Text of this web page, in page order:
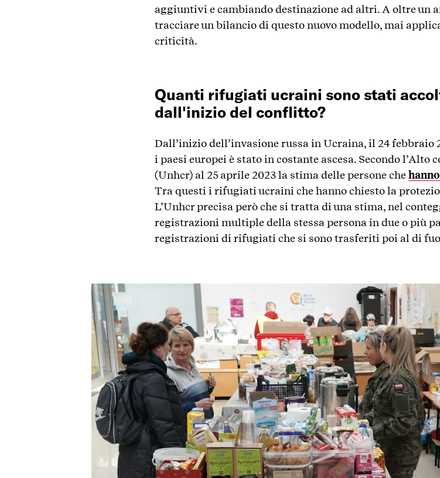
aggiuntivi e cambiando destinazione ad altri. A oltre un
tracciare un bilancio di questo nuovo modello, mai
criticità.
Quanti rifugiati ucraini sono stati
dall'inizio del conflitto?
Dall’inizio dell’invasione russa in Ucraina, il 24
i paesi europei è stato in costante ascesa. Secondo
(Unhcr) al 25 aprile 2023 la stima delle persone che
Tra questi i rifugiati ucraini che hanno chiesto la
L’Unhcr precisa però che si tratta di una stima, nel
registrazioni multiple della stessa persona in due o più
registrazioni di rifugiati che si sono trasferiti poi al di